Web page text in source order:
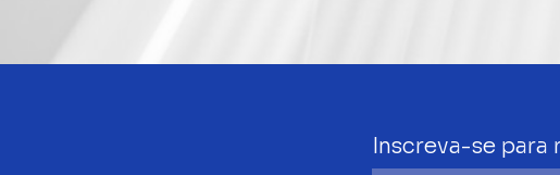
Inscreva-se para